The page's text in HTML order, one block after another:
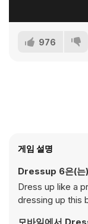
976
게임 설명
Dressup 6은(는
Dress up like a
dressing up this